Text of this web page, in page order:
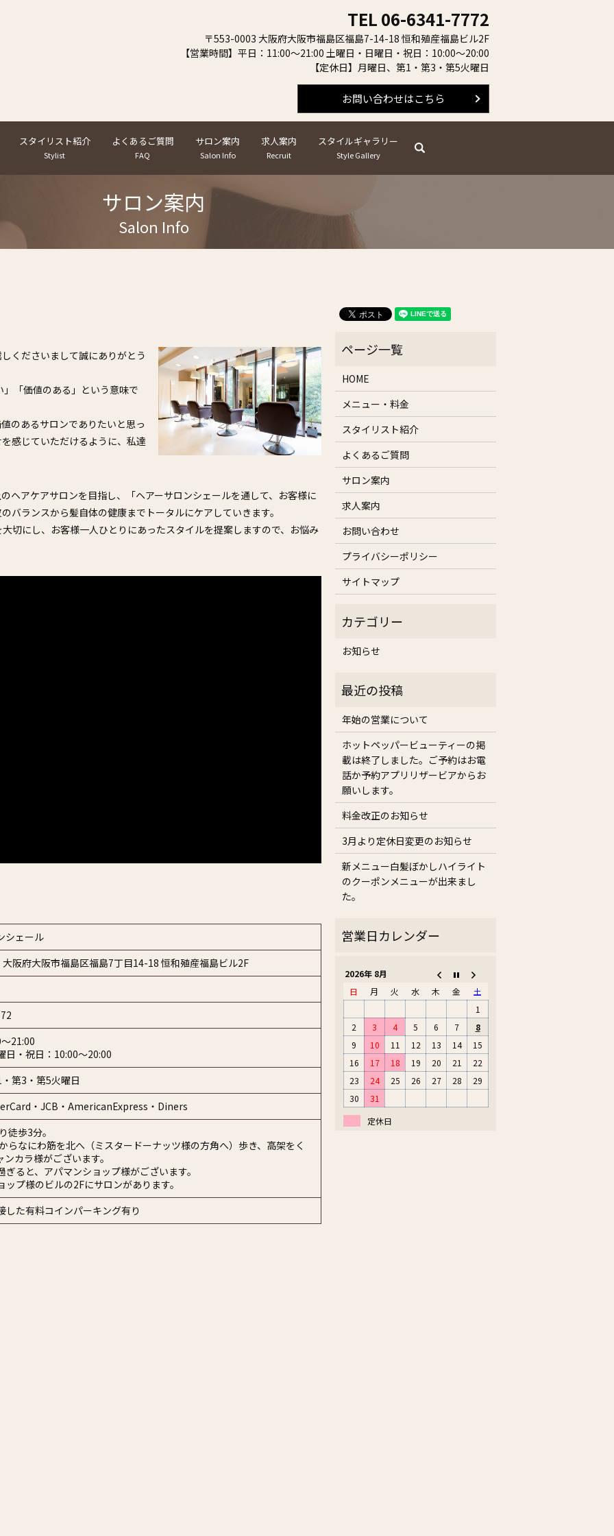
スタイリスト紹介
Stylist
よくあるご質問
FAQ
サロン案内
Salon Info
求人案内
Recruit
スタイルギャラリー
Style Gallery
search
TEL 06-6341-7772
〒553-0003 大阪府大阪市福島区福島7-14-18 恒和殖産福島ビル2F
【営業時間】平日：11:00～21:00 土曜日・日曜日・祝日：10:00～20:00
【定休日】月曜日、第1・第3・第5火曜日
お問い合わせはこちら
サロン案内
Salon Info
くださいまして誠にありがとう
「価値のある」という意味で
のあるサロンでありたいと思っ
感じていただけるように、私達
ヘアケアサロンを目指し、「ヘアーサロンシェールを通して、お客様に
バランスから髪自体の健康までトータルにケアしていきます。
切にし、お客様一人ひとりにあったスタイルを提案しますので、お悩み
シェール
阪府大阪市福島区福島7丁目14-18 恒和殖産福島ビル2F
21:00
日・祝日：10:00～20:00
第3・第5火曜日
・JCB・AmericanExpress・Diners
徒歩3分。
らなにわ筋を北へ（ミスタードーナッツ様の方角へ）歩き、高架をく
カラ様がございます。
ぎると、アパマンショップ様がございます。
ップ様のビルの2Fにサロンがあります。
た有料コインパーキング有り
HOME
メニュー・料金
スタイリスト紹介
よくあるご質問
サロン案内
求人案内
お問い合わせ
プライバシーポリシー
サイトマップ
お知らせ
年始の営業について
ホットペッパービューティーの掲
載は終了しました。ご予約はお電
話か予約アプリリザービアからお
願いします。
料金改正のお知らせ
3月より定休日変更のお知らせ
新メニュー白髪ぼかしハイライト
のクーポンメニューが出来まし
た。
2026年 8月
日
月 火 水 木 金
土
1
2
3 4 5 6 7
8
9
10 11 12 13 14
15
16
17 18 19 20 21
22
23
24 25 26 27 28
29
30
31
定休日